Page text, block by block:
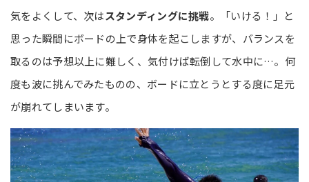
気をよくして、次はスタンディングに挑戦。「いける！」と
思った瞬間にボードの上で身体を起こしますが、バランスを
取るのは予想以上に難しく、気付けば転倒して水中に…。何
度も波に挑んでみたものの、ボードに立とうとする度に足元
が崩れてしまいます。